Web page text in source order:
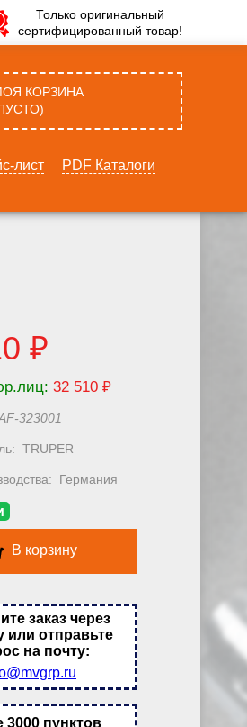
Только оригинальный
сертифицированный товар!
КОРЗИНА
лист PDF Каталоги
₽
32 510 ₽
323001
TRUPER
Германия
В корзину
заказ через
или отправьте
на почту:
3000 пунктов